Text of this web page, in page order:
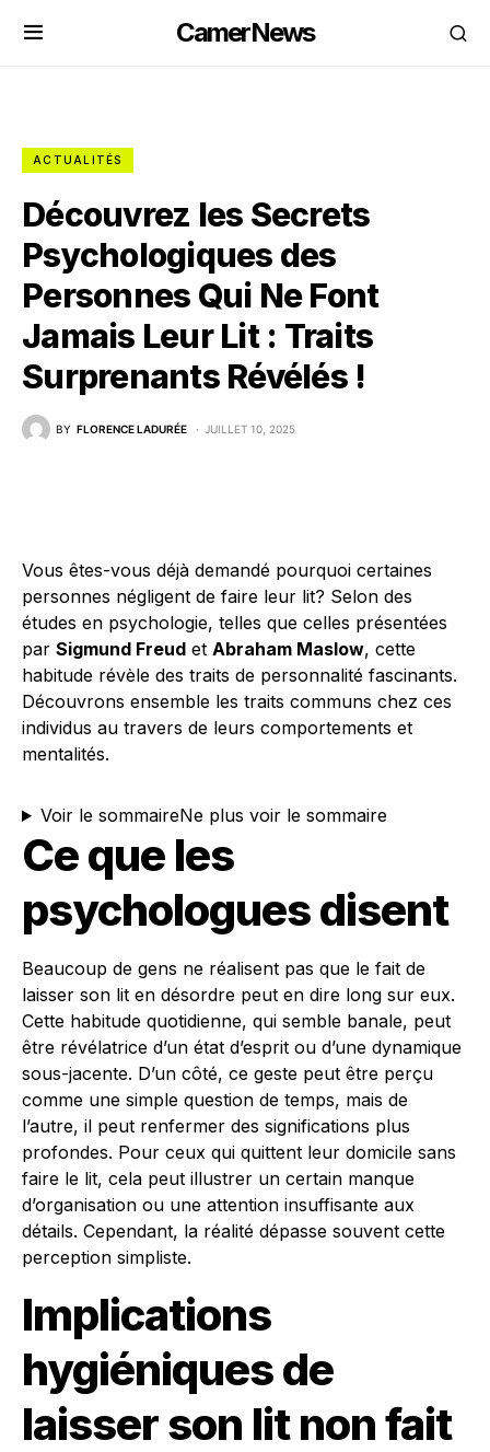
CamerNews
ACTUALITÉS
Découvrez les Secrets
Psychologiques des
Personnes Qui Ne Font
Jamais Leur Lit : Traits
Surprenants Révélés !
BY FLORENCE LADURÉE JUILLET 10, 2025
Vous êtes-vous déjà demandé pourquoi certaines
personnes négligent de faire leur lit? Selon des
études en psychologie, telles que celles présentées
par Sigmund Freud et Abraham Maslow, cette
habitude révèle des traits de personnalité fascinants.
Découvrons ensemble les traits communs chez ces
individus au travers de leurs comportements et
mentalités.
Voir le sommaireNe plus voir le sommaire
Ce que les
psychologues disent
Beaucoup de gens ne réalisent pas que le fait de
laisser son lit en désordre peut en dire long sur eux.
Cette habitude quotidienne, qui semble banale, peut
être révélatrice d’un état d’esprit ou d’une dynamique
sous-jacente. D’un côté, ce geste peut être perçu
comme une simple question de temps, mais de
l’autre, il peut renfermer des significations plus
profondes. Pour ceux qui quittent leur domicile sans
faire le lit, cela peut illustrer un certain manque
d’organisation ou une attention insuffisante aux
détails. Cependant, la réalité dépasse souvent cette
perception simpliste.
Implications
hygiéniques de
laisser son lit non fait